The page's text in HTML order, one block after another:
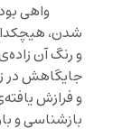
واهی
شدن،
و رنگ آن
جایگاهش در
و فرازش
بازشناسی و